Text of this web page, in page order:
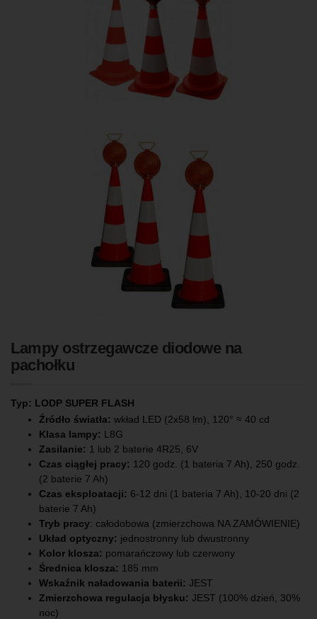
Lampy ostrzegawcze diodowe na
pachołku
Typ: LODP SUPER FLASH
Źródło światła: wkład LED (2x58 lm), 120° ≈ 40 cd
Klasa lampy: L8G
Zasilanie: 1 lub 2 baterie 4R25, 6V
Czas ciągłej pracy: 120 godz. (1 bateria 7 Ah), 250 godz.
(2 baterie 7 Ah)
Czas eksploatacji: 6-12 dni (1 bateria 7 Ah), 10-20 dni (2
baterie 7 Ah)
Tryb pracy: całodobowa (zmierzchowa NA ZAMÓWIENIE)
Układ optyczny: jednostronny lub dwustronny
Kolor klosza: pomarańczowy lub czerwony
Średnica klosza: 185 mm
Wskaźnik naładowania baterii: JEST
Zmierzchowa regulacja błysku: JEST (100% dzień, 30%
noc)